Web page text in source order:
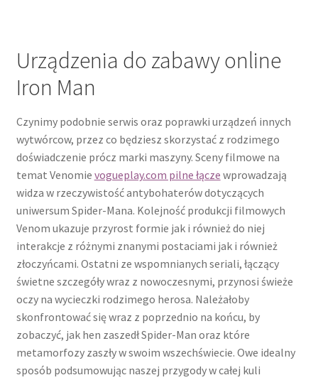
Urządzenia do zabawy online
Iron Man
Czynimy podobnie serwis oraz poprawki urządzeń innych
wytwórcow, przez co będziesz skorzystać z rodzimego
doświadczenie prócz marki maszyny. Sceny filmowe na
temat Venomie vogueplay.com pilne łącze wprowadzają
widza w rzeczywistość antybohaterów dotyczących
uniwersum Spider-Mana. Kolejność produkcji filmowych
Venom ukazuje przyrost formie jak i również do niej
interakcje z różnymi znanymi postaciami jak i również
złoczyńcami. Ostatni ze wspomnianych seriali, łączący
świetne szczegóły wraz z nowoczesnymi, przynosi świeże
oczy na wycieczki rodzimego herosa. Należałoby
skonfrontować się wraz z poprzednio na końcu, by
zobaczyć, jak hen zaszedł Spider-Man oraz które
metamorfozy zaszły w swoim wszechświecie. Owe idealny
sposób podsumowując naszej przygody w całej kuli